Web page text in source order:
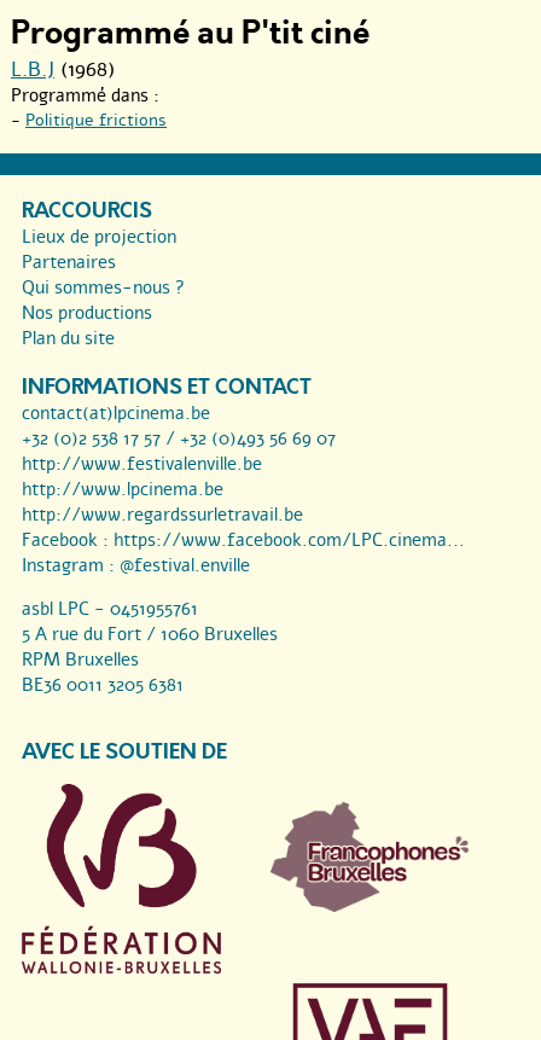
Programmé au P'tit ciné
L.B.J (1968)
Programmé dans :
- Politique frictions
RACCOURCIS
Lieux de projection
Partenaires
Qui sommes-nous ?
Nos productions
Plan du site
INFORMATIONS ET CONTACT
contact(at)lpcinema.be
+32 (0)2 538 17 57 / +32 (0)493 56 69 07
http://www.festivalenville.be
http://www.lpcinema.be
http://www.regardssurletravail.be
Facebook : https://www.facebook.com/LPC.cinema...
Instagram : @festival.enville
asbl LPC - 0451955761
5 A rue du Fort / 1060 Bruxelles
RPM Bruxelles
BE36 0011 3205 6381
AVEC LE SOUTIEN DE